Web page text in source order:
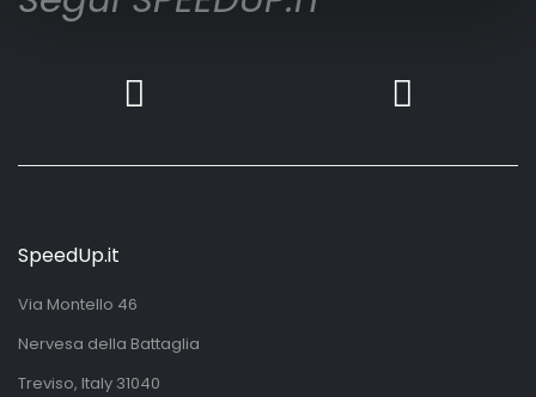
SpeedUp.it
Via Montello 46
Nervesa della Battaglia
Treviso, Italy 31040